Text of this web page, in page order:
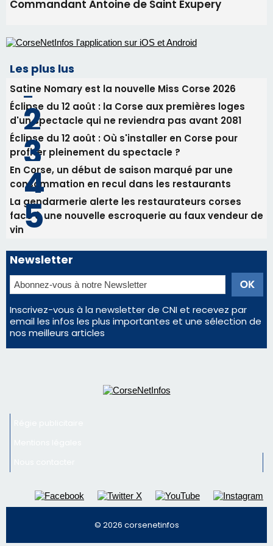
05/08/2026 09:53
procession le 14 août
31/07/2026 08:24
Tennis - Début ce week-end du tournoi du
RCPV
31/07/2026 08:22
82ème anniversaire de la disparition du
Commandant Antoine de Saint Exupery
Les plus lus
Satine Nomary est la nouvelle Miss Corse 2026
Éclipse du 12 août : la Corse aux premières loges
d'un spectacle qui ne reviendra pas avant 2081
Éclipse du 12 août : Où s'installer en Corse pour
profiter pleinement du spectacle ?
En Corse, un début de saison marqué par une
consommation en recul dans les restaurants
nos meilleurs articles